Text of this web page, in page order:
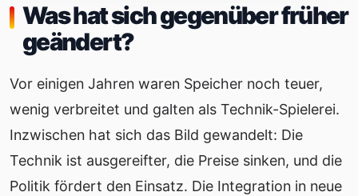
Was hat sich gegenüber früher
geändert?
Vor einigen Jahren waren Speicher noch teuer,
wenig verbreitet und galten als Technik-Spielerei.
Inzwischen hat sich das Bild gewandelt: Die
Technik ist ausgereifter, die Preise sinken, und die
Politik fördert den Einsatz. Die Integration in neue